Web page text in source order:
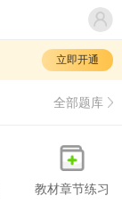
立即开通
全部题库
教材章节练习